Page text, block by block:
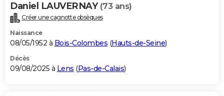
Alimentation
Guide de la santé
Maladies
Médicaments
Sommeil
VOYAGE
Destinations
City break
Voyage nature
Voyage de noces
Forum
Climat
+PHOTO
GUIDES D'ACHAT
BONS PLANS
Daniel LAUVERNAY (73 ans)
Créer une cagnotte obsèques
Naissance
08/05/1952 à Bois-Colombes (Hauts-de-Seine)
Décès
09/08/2025 à Lens (Pas-de-Calais)